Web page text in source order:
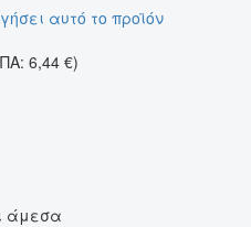
αυτό το προϊόν
6,44 €)
άμεσα